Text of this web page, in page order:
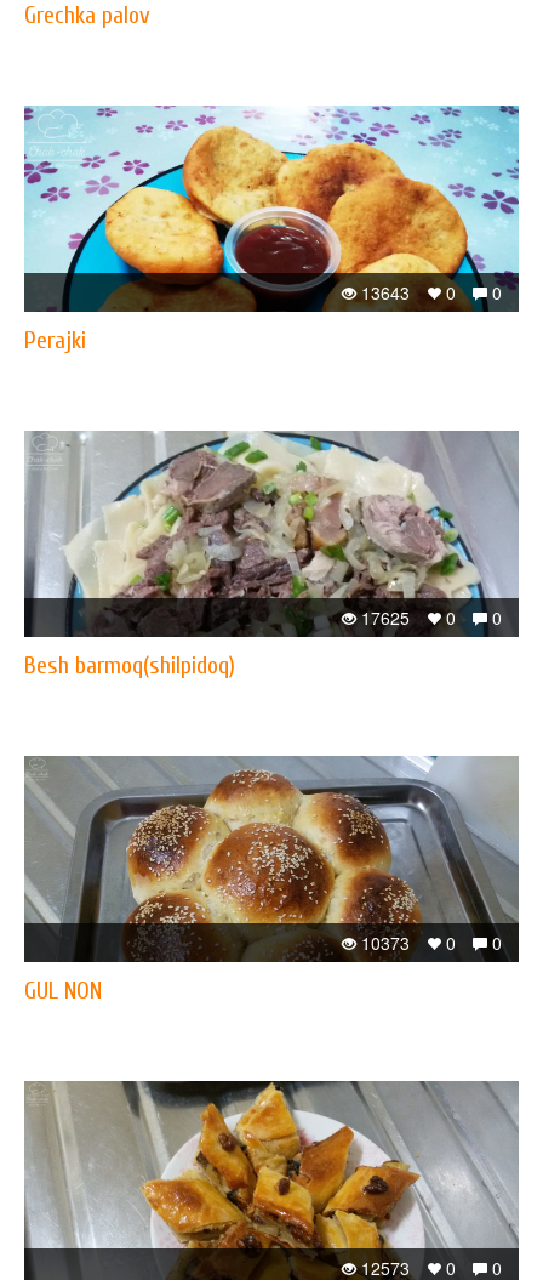
​Grechka palov
0
0
13643
Perajki
0
0
17625
Besh barmoq(shilpidoq)
0
0
10373
GUL NON
0
0
12573